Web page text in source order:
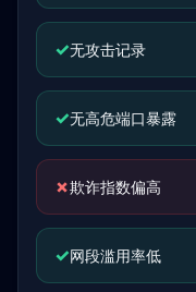
✓无攻击记录
✓无高危端口暴露
✗欺诈指数偏高
✓网段滥用率低